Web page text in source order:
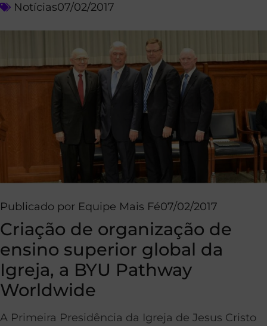
Notícias07/02/2017
Publicado por Equipe Mais Fé07/02/2017
Criação de organização de
ensino superior global da
Igreja, a BYU Pathway
Worldwide
A Primeira Presidência da Igreja de Jesus Cristo